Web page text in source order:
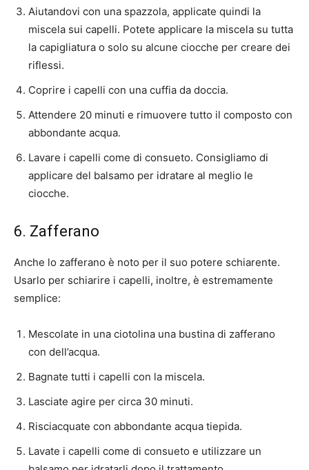
Aiutandovi con una spazzola, applicate quindi la
miscela sui capelli. Potete applicare la miscela su tutta
la capigliatura o solo su alcune ciocche per creare dei
riflessi.
Coprire i capelli con una cuffia da doccia.
Attendere 20 minuti e rimuovere tutto il composto con
abbondante acqua.
Lavare i capelli come di consueto. Consigliamo di
applicare del balsamo per idratare al meglio le
ciocche.
6. Zafferano
Anche lo zafferano è noto per il suo potere schiarente.
Usarlo per schiarire i capelli, inoltre, è estremamente
semplice:
Mescolate in una ciotolina una bustina di zafferano
con dell’acqua.
Bagnate tutti i capelli con la miscela.
Lasciate agire per circa 30 minuti.
Risciacquate con abbondante acqua tiepida.
Lavate i capelli come di consueto e utilizzare un